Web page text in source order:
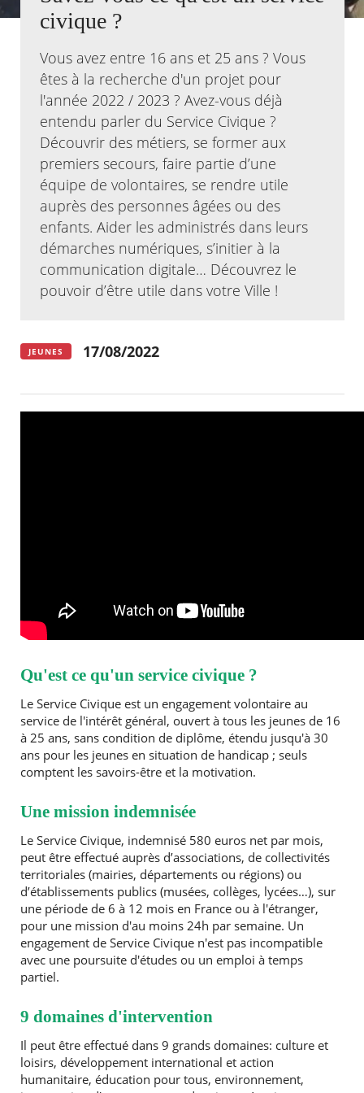
Actualités
Kiosque
Espace de services en ligne
Facebook
X Instagram
Youtube
Linkedin
civique ?
Vous avez entre 16 ans et 25 ans ? Vous
êtes à la recherche d'un projet pour
l'année 2022 / 2023 ? Avez-vous déjà
entendu parler du Service Civique ?
Découvrir des métiers, se former aux
premiers secours, faire partie d’une
équipe de volontaires, se rendre utile
auprès des personnes âgées ou des
enfants. Aider les administrés dans leurs
démarches numériques, s’initier à la
communication digitale… Découvrez le
pouvoir d’être utile dans votre Ville !
JEUNES 17/08/2022
Qu'est ce qu'un service civique ?
Le Service Civique est un engagement volontaire au
service de l'intérêt général, ouvert à tous les jeunes de 16
à 25 ans, sans condition de diplôme, étendu jusqu'à 30
ans pour les jeunes en situation de handicap ; seuls
comptent les savoirs-être et la motivation.
Une mission indemnisée
Le Service Civique, indemnisé 580 euros net par mois,
peut être effectué auprès d’associations, de collectivités
territoriales (mairies, départements ou régions) ou
d’établissements publics (musées, collèges, lycées…), sur
une période de 6 à 12 mois en France ou à l'étranger,
pour une mission d'au moins 24h par semaine. Un
engagement de Service Civique n'est pas incompatible
avec une poursuite d'études ou un emploi à temps
partiel.
9 domaines d'intervention
Il peut être effectué dans 9 grands domaines: culture et
loisirs, développement international et action
humanitaire, éducation pour tous, environnement,